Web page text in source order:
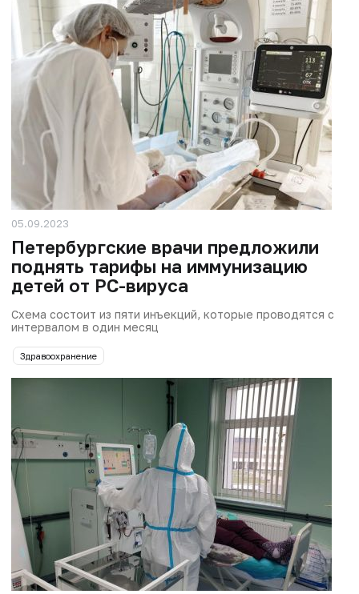
05.09.2023
Петербургские врачи предложили
поднять тарифы на иммунизацию
детей от РС-вируса
Схема состоит из пяти инъекций, которые проводятся с
интервалом в один месяц
Здравоохранение